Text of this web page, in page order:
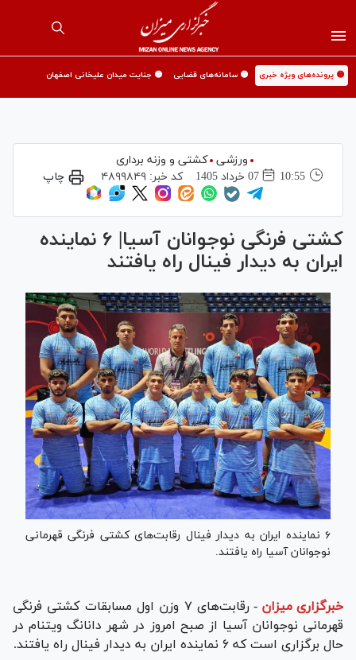
🟡 پرونده‌های ویژه خبری 🟡 سامانه‌های قضایی 🟡 جنایت میدان علیخانی اصفهان
ورزشی
کشتی و وزنه برداری
10:55
07 خرداد 1405 کد خبر: ۴۸۹۹۸۴۹ چاپ
کشتی فرنگی نوجوانان آسیا| ۶ نماینده
ایران به دیدار فینال راه یافتند
۶ نماینده ایران به دیدار فینال رقابت‌های کشتی فرنگی قهرمانی
نوجوانان آسیا راه یافتند.
خبرگزاری میزان -
رقابت‌های ۷ وزن اول مسابقات کشتی فرنگی
قهرمانی نوجوانان آسیا از صبح امروز در شهر دانانگ ویتنام در
حال برگزاری است که ۶ نماینده ایران به دیدار فینال راه یافتند.